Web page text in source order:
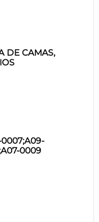
DE CAMAS,
0009